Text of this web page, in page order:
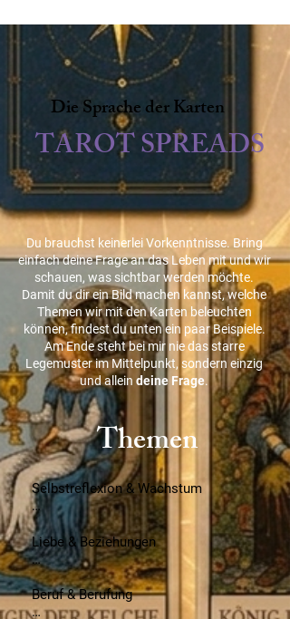
Die Sprache der Karten
TAROT SPREADS
Du brauchst keinerlei Vorkenntnisse. Bring
einfach deine Frage an das Leben mit und wir
schauen, was sichtbar werden möchte.
Damit du dir ein Bild machen kannst, welche
Themen wir mit den Karten beleuchten
können, findest du unten ein paar Beispiele.
Am Ende steht bei mir nie das starre
Legemuster im Mittelpunkt, sondern einzig
und allein deine Frage.
Themen
Selbstreflexion & Wachstum
• Mein Potenzial entdecken: Welche
verborgenen Stärken warten darauf, gelebt
zu werden?
• Standortbestimmung: Wo stehst du
aktuell und wohin zieht dich deine
Liebe & Beziehungen
• Beziehungs-Check: Eure Verbindung aus
einer neuen, klärenden Perspektive
betrachten.
Beruf & Berufung